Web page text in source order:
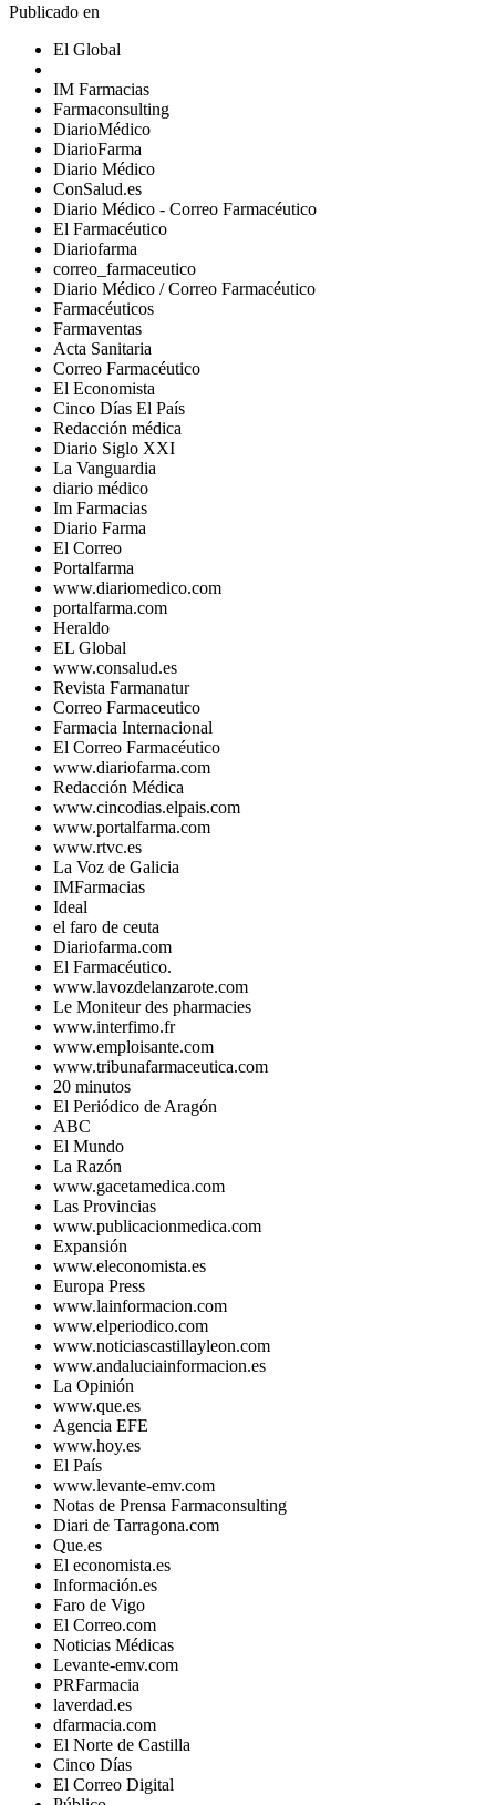
Publicado en
El Global
IM Farmacias
Farmaconsulting
DiarioMédico
DiarioFarma
Diario Médico
ConSalud.es
Diario Médico - Correo Farmacéutico
El Farmacéutico
Diariofarma
correo_farmaceutico
Diario Médico / Correo Farmacéutico
Farmacéuticos
Farmaventas
Acta Sanitaria
Correo Farmacéutico
El Economista
Cinco Días El País
Redacción médica
Diario Siglo XXI
La Vanguardia
diario médico
Im Farmacias
Diario Farma
El Correo
Portalfarma
www.diariomedico.com
portalfarma.com
Heraldo
EL Global
www.consalud.es
Revista Farmanatur
Correo Farmaceutico
Farmacia Internacional
El Correo Farmacéutico
www.diariofarma.com
Redacción Médica
www.cincodias.elpais.com
www.portalfarma.com
www.rtvc.es
La Voz de Galicia
IMFarmacias
Ideal
el faro de ceuta
Diariofarma.com
El Farmacéutico.
www.lavozdelanzarote.com
Le Moniteur des pharmacies
www.interfimo.fr
www.emploisante.com
www.tribunafarmaceutica.com
20 minutos
El Periódico de Aragón
ABC
El Mundo
La Razón
www.gacetamedica.com
Las Provincias
www.publicacionmedica.com
Expansión
www.eleconomista.es
Europa Press
www.lainformacion.com
www.elperiodico.com
www.noticiascastillayleon.com
www.andaluciainformacion.es
La Opinión
www.que.es
Agencia EFE
www.hoy.es
El País
www.levante-emv.com
Notas de Prensa Farmaconsulting
Diari de Tarragona.com
Que.es
El economista.es
Información.es
Faro de Vigo
El Correo.com
Noticias Médicas
Levante-emv.com
PRFarmacia
laverdad.es
dfarmacia.com
El Norte de Castilla
Cinco Días
El Correo Digital